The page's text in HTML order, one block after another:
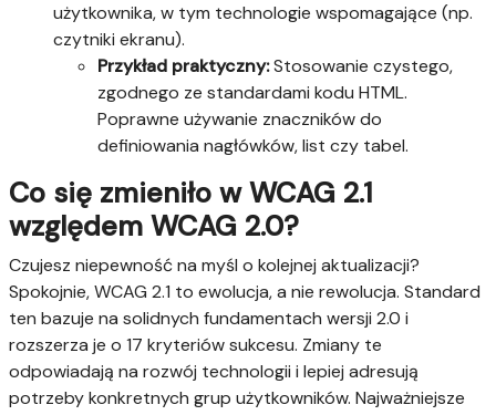
użytkownika, w tym technologie wspomagające (np.
czytniki ekranu).
Przykład praktyczny:Stosowanie czystego,
zgodnego ze standardami kodu HTML.
Poprawne używanie znaczników do
definiowania nagłówków, list czy tabel.
Co się zmieniło w WCAG 2.1
względem WCAG 2.0?
Czujesz niepewność na myśl o kolejnej aktualizacji?
Spokojnie, WCAG 2.1 to ewolucja, a nie rewolucja. Standard
ten bazuje na solidnych fundamentach wersji 2.0 i
rozszerza je o 17 kryteriów sukcesu. Zmiany te
odpowiadają na rozwój technologii i lepiej adresują
potrzeby konkretnych grup użytkowników. Najważniejsze